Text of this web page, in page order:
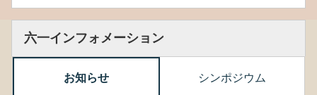
六一インフォメーション
お知らせ シンポジウム